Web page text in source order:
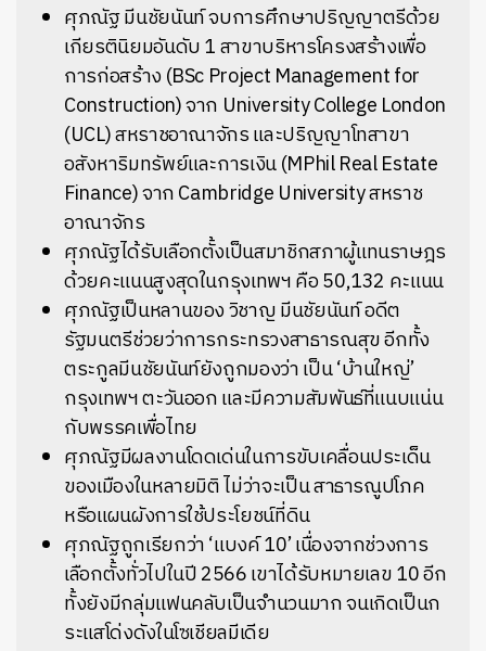
ศุภณัฐ มีนชัยนันท์ จบการศึกษาปริญญาตรีด้วย
เกียรตินิยมอันดับ 1 สาขาบริหารโครงสร้างเพื่อ
การก่อสร้าง (BSc Project Management for
Construction) จาก University College London
(UCL) สหราชอาณาจักร และปริญญาโทสาขา
อสังหาริมทรัพย์และการเงิน (MPhil Real Estate
Finance) จาก Cambridge University สหราช
อาณาจักร
ศุภณัฐได้รับเลือกตั้งเป็นสมาชิกสภาผู้แทนราษฎร
ด้วยคะแนนสูงสุดในกรุงเทพฯ คือ 50,132 คะแนน
ศุภณัฐเป็นหลานของ วิชาญ มีนชัยนันท์ อดีต
รัฐมนตรีช่วยว่าการกระทรวงสาธารณสุข อีกทั้ง
ตระกูลมีนชัยนันท์ยังถูกมองว่า เป็น ‘บ้านใหญ่’
กรุงเทพฯ ตะวันออก และมีความสัมพันธ์ที่แนบแน่น
กับพรรคเพื่อไทย
ศุภณัฐมีผลงานโดดเด่นในการขับเคลื่อนประเด็น
ของเมืองในหลายมิติ ไม่ว่าจะเป็น สาธารณูปโภค
หรือแผนผังการใช้ประโยชน์ที่ดิน
ศุภณัฐถูกเรียกว่า ‘แบงค์ 10’ เนื่องจากช่วงการ
เลือกตั้งทั่วไปในปี 2566 เขาได้รับหมายเลข 10 อีก
ทั้งยังมีกลุ่มแฟนคลับเป็นจำนวนมาก จนเกิดเป็นก
ระแสโด่งดังในโซเชียลมีเดีย